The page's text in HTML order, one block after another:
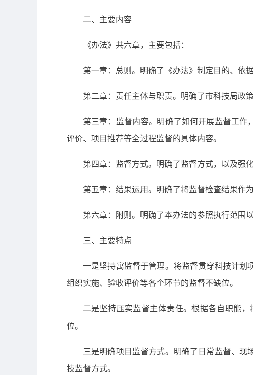
二、主要内容
《办法》共六章，主要包括：
第一章：总则。明确了《办法》制定目的、依
第二章：责任主体与职责。明确了市科技局政
第三章：监督内容。明确了如何开展监督工
评价、项目推荐等全过程监督的具体内容。
第四章：监督方式。明确了监督方式，以及强
第五章：结果运用。明确了将监督检查结果作
第六章：附则。明确了本办法的参照执行范围
三、主要特点
一是坚持寓监督于管理。将监督贯穿科技计划
组织实施、验收评价等各个环节的监督不缺位。
二是坚持压实监督主体责任。根据各自职能
位。
三是明确项目监督方式。明确了日常监督、
技监督方式。